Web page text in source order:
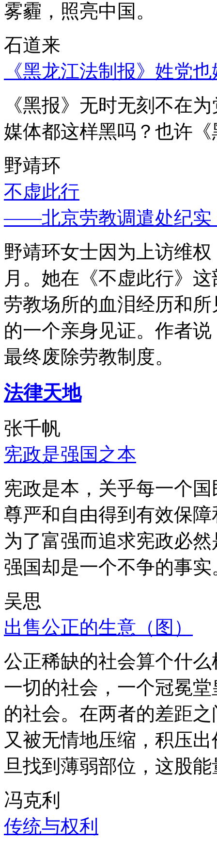
雾霾，照亮中国。
石道来
《黑龙江法制报》姓党
《黑报》无时无刻不在
媒体都这样黑吗？也许
野靖环
不虚此行
——北京劳教调遣处纪实
野靖环女士因为上访维
月。她在《不虚此行》
劳教场所的血泪经历和
的一个亲身见证。作者
最终废除劳教制度。
法律天地
张千帆
宪政是强国之本
宪政是本，关乎每一个
尊严和自由得到有效保
为了富强而追求宪政必
强国却是一个不争的事实
吴思
出售公正的生意（图）
公正稀缺的社会算个什
一切的社会，一个冠冕
的社会。在两者的差距
又被无情地压缩，积压
旦找到薄弱部位，这股
冯克利
传统与权利